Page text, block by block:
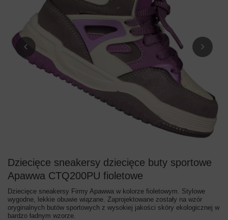
Dziecięce sneakersy dziecięce buty sportowe
Apawwa CTQ200PU fioletowe
Dziecięce sneakersy Firmy Apawwa w kolorze fioletowym. Stylowe
wygodne, lekkie obuwie wiązane. Zaprojektowane zostały na wzór
oryginalnych butów sportowych z wysokiej jakości skóry ekologicznej w
bardzo ładnym wzorze.